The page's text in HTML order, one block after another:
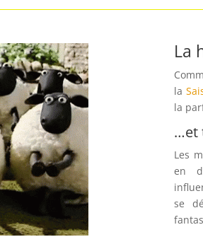
La
la
la
…et
Les
en
se